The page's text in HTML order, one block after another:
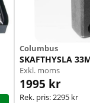
Columbus
SKAFTHYSLA
Exkl. moms
1995 kr
Rek. pris:2295 kr